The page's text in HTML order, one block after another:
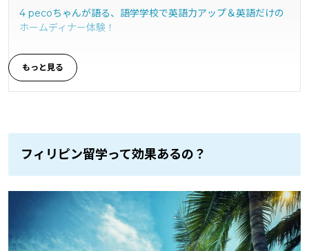
4 pecoちゃんが語る、語学学校で英語力アップ＆英語だけの
ホームディナー体験！
フィリピン留学って効果あるの？